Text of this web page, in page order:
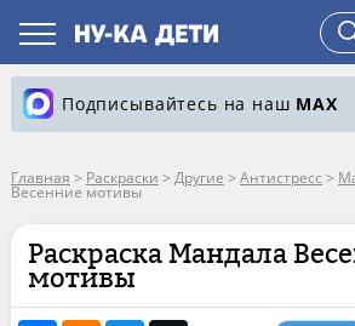
Подписывайтесь на наш MAX
Главная > Раскраски > Другие > Антистресс >
Весенние мотивы
Раскраска Мандала
мотивы